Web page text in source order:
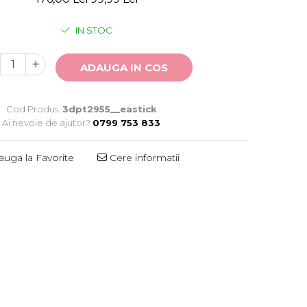
IN STOC
ADAUGA IN COS
Cod Produs: 3dpt2955__eastick
Ai nevoie de ajutor? 0799 753 833
la Favorite Cere informatii